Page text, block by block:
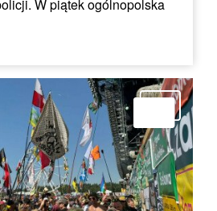
W piątek ogólnopolska